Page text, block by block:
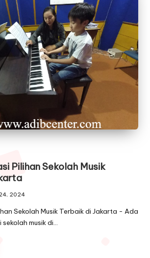
Pilihan Sekolah Musik
2024
Sekolah Musik Terbaik di Jakarta - Ada
musik di…